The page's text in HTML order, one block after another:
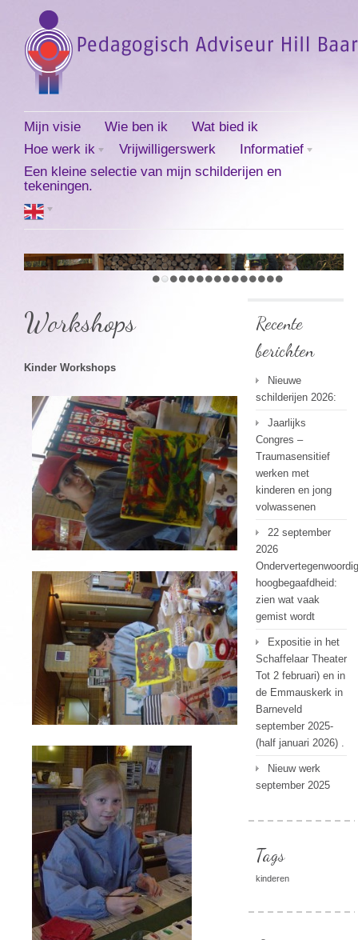
Mijn visie Wie ben ik
Wat bied ik
Hoe werk ik
Vrijwilligerswerk
Informatief
Een kleine selectie van mijn schilderijen en
tekeningen.
Workshops
Kinder Workshops
Recente
berichten
Nieuwe
schilderijen 2026:
Jaarlijks
Congres –
Traumasensitief
werken met
kinderen en jong
volwassenen
22 september
2026
hoogbegaafdheid:
zien wat vaak
gemist wordt
Expositie in het
Schaffelaar Theater
Tot 2 februari) en in
de Emmauskerk in
Barneveld
september 2025-
(half januari 2026) .
Nieuw werk
september 2025
Tags
kinderen